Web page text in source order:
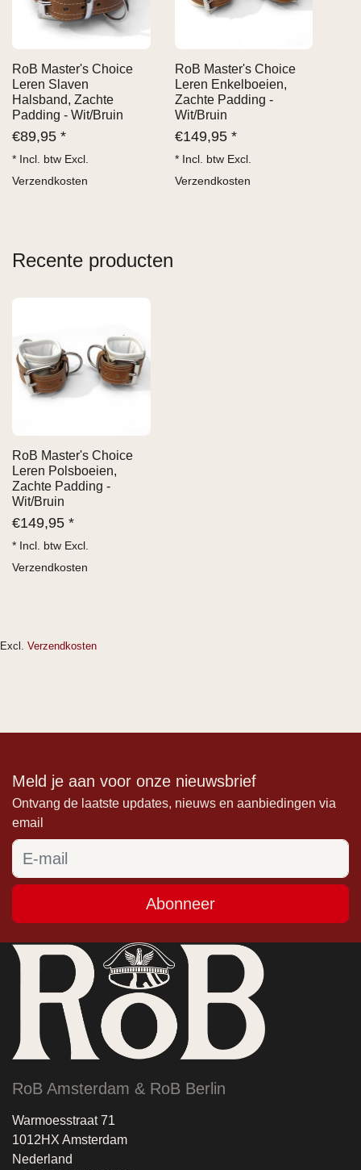
RoB Master's Choice
Leren Slaven
Halsband, Zachte
Padding - Wit/Bruin
€89,95 *
* Incl. btw Excl.
Verzendkosten
RoB Master's Choice
Leren Enkelboeien,
Zachte Padding -
Wit/Bruin
€149,95 *
* Incl. btw Excl.
Verzendkosten
Recente producten
RoB Master's Choice
Leren Polsboeien,
Zachte Padding -
Wit/Bruin
€149,95 *
* Incl. btw Excl.
Verzendkosten
Excl. Verzendkosten
Meld je aan voor onze nieuwsbrief
Ontvang de laatste updates, nieuws en aanbiedingen via
email
Abonneer
RoB Amsterdam & RoB Berlin
Warmoesstraat 71
1012HX Amsterdam
Nederland